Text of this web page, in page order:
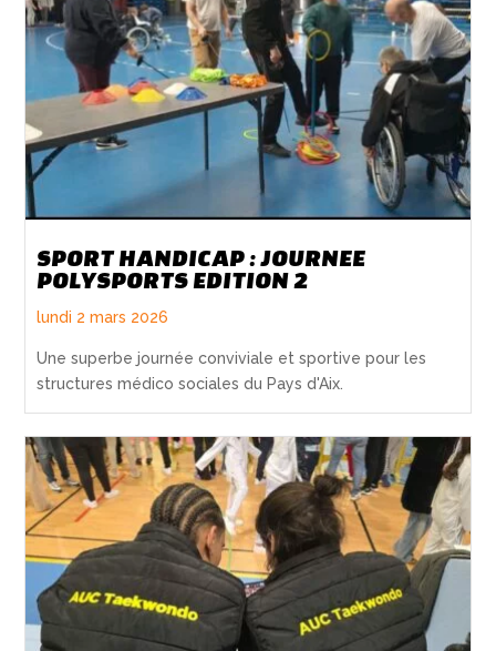
SPORT HANDICAP : JOURNEE
POLYSPORTS EDITION 2
lundi 2 mars 2026
Une superbe journée conviviale et sportive pour les
structures médico sociales du Pays d'Aix.